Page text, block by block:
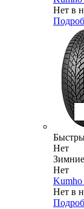
Нет в
Нет
Зимние
Нет
Kumho
Нет в